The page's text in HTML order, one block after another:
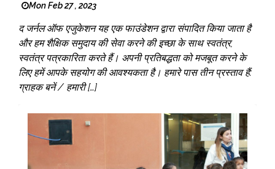
Mon Feb 27 , 2023
द जर्नल ऑफ एजुकेशन यह एक फाउंडेशन द्वारा संपादित किया जाता है
और हम शैक्षिक समुदाय की सेवा करने की इच्छा के साथ स्वतंत्र,
स्वतंत्र पत्रकारिता करते हैं। अपनी प्रतिबद्धता को मजबूत करने के
लिए हमें आपके सहयोग की आवश्यकता है। हमारे पास तीन प्रस्ताव हैं:
ग्राहक बनें / हमारी […]